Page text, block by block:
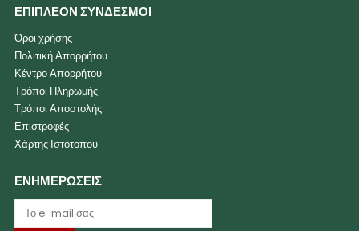
ΕΠΙΠΛΕΟΝ ΣΥΝΔΕΣΜΟΙ
Όροι χρήσης
Πολιτική Απορρήτου
Κέντρο Απορρήτου
Τρόποι Πληρωμής
Τρόποι Αποστολής
Επιστροφές
Χάρτης Ιστότοπου
ΕΝΗΜΕΡΩΣΕΙΣ